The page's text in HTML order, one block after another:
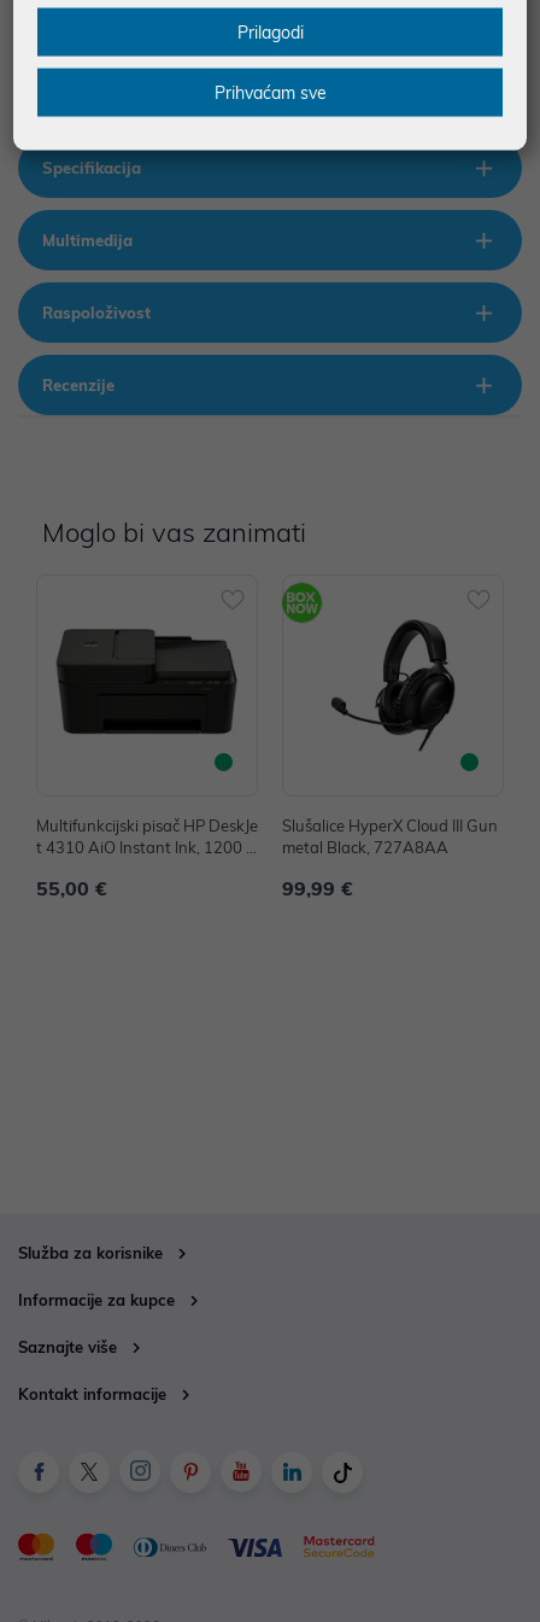
5.4,Wi-Fi 7, 1.69 kg, 5MP, Boja Siva, FPR, BL,RJ-
45,HDMI,2xThunderbolt 4,USB Type-A 5 Gbit/s ,2USB Type-C 20
Specifikacija
Multimedija
Raspoloživost
Recenzije
Moglo bi vas zanimati
Multifunkcijski pisač HP DeskJe
t 4310 AiO Instant Ink, 1200 x
Fi, A24HPB
55,00 €
Slušalice HyperX Cloud III Gun
metal Black, 727A8AA
99,99 €
Služba za korisnike
Informacije za kupce
Saznajte više
Kontakt informacije
Prilagodi
Prihvaćam sve